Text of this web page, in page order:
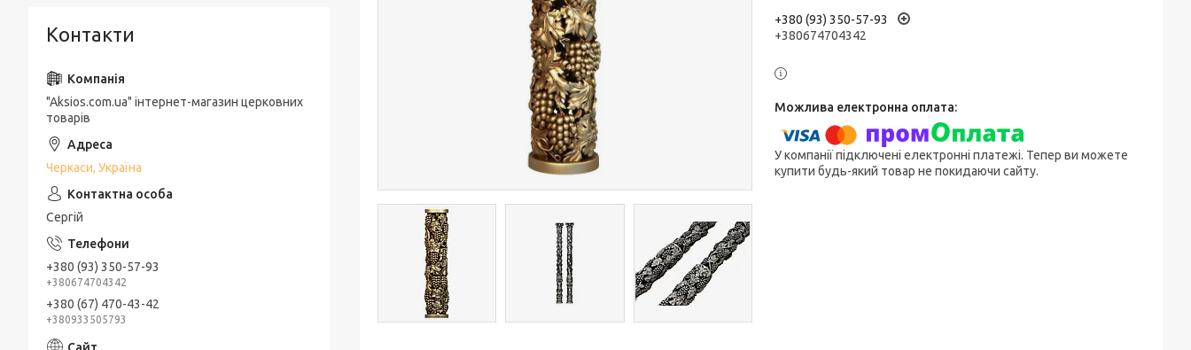
+380 (93) 350-57-93
+380674704342
У компанії підключені електронні платежі. Тепер ви можете
купити будь-який товар не покидаючи сайту.
Контакти
"Aksios.com.ua" інтернет-магазин церковних
товарів
Черкаси, Україна
Сергій
+380 (93) 350-57-93
+380674704342
+380 (67) 470-43-42
+380933505793